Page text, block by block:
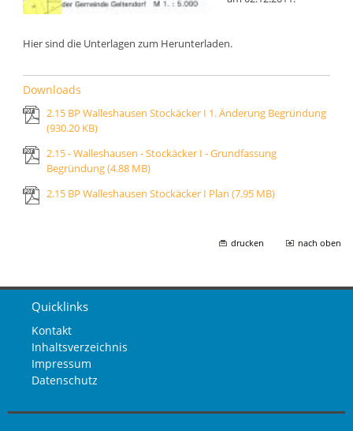
Hier sind die Unterlagen zum Herunterladen.
Downloads
2.15 BP Walleshausen Stockäcker I 1. Änderung Begründung
(930.20 KB)
2.15 - Walleshausen - Stockäcker I - Grundfassung
Begründung(4.88 MB)
2.15 BP Walleshausen Stockäcker I Plan (7.95 MB)
drucken nach oben
Quicklinks
Kontakt
Inhaltsverzeichnis
Impressum
Datenschutz